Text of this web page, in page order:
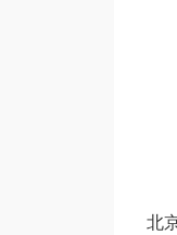
北